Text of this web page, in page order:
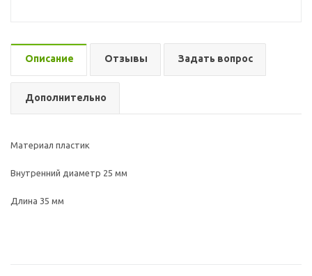
Описание Отзывы Задать вопрос
Дополнительно
Материал пластик
Внутренний диаметр 25 мм
Длина 35 мм